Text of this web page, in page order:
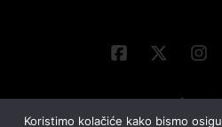
Koristimo kolačiće kako bismo